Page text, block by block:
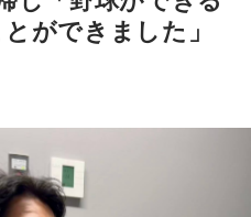
「自分自身と話そうの
日本人初のJリーグ得点王に
など活躍を見せ、1993年に
場しました。2002年に現役
としてメディアでの活動の
こなうなど、自身の経験を
ます。
ができました」